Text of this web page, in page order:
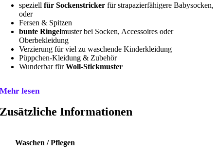
speziellfür Sockenstricker für strapazierfähigere Babysocken,
oder
Fersen & Spitzen
bunte Ringelmuster bei Socken, Accessoires oder
Oberbekleidung
Verzierung für viel zu waschende Kinderkleidung
Püppchen-Kleidung & Zubehör
Wunderbar fürWoll-Stickmuster
Mehr lesen
Zusätzliche Informationen
Waschen / Pflegen